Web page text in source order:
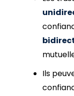
Ils